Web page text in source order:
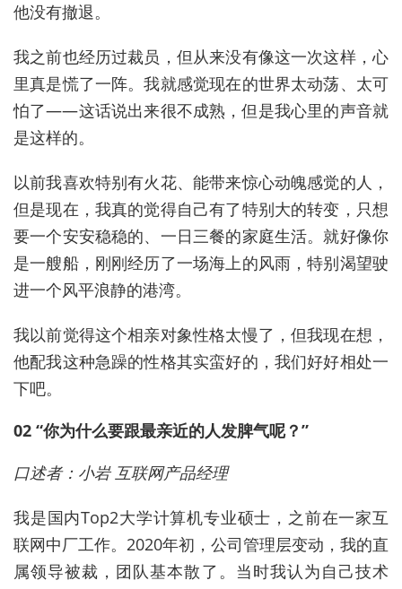
他没有撤退。
我之前也经历过裁员，但从来没有像这一次这样，心
里真是慌了一阵。我就感觉现在的世界太动荡、太可
怕了——这话说出来很不成熟，但是我心里的声音就
是这样的。
以前我喜欢特别有火花、能带来惊心动魄感觉的人，
但是现在，我真的觉得自己有了特别大的转变，只想
要一个安安稳稳的、一日三餐的家庭生活。就好像你
是一艘船，刚刚经历了一场海上的风雨，特别渴望驶
进一个风平浪静的港湾。
我以前觉得这个相亲对象性格太慢了，但我现在想，
他配我这种急躁的性格其实蛮好的，我们好好相处一
下吧。
02 “你为什么要跟最亲近的人发脾气呢？”
口述者：小岩 互联网产品经理
我是国内Top2大学计算机专业硕士，之前在一家互
联网中厂工作。2020年初，公司管理层变动，我的直
属领导被裁，团队基本散了。当时我认为自己技术